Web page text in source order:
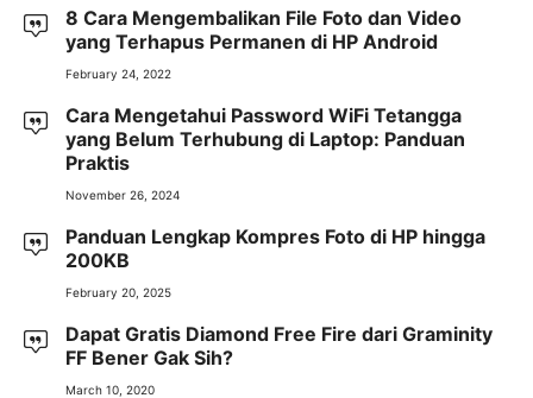
8 Cara Mengembalikan File Foto dan Video
yang Terhapus Permanen di HP Android
February 24, 2022
Cara Mengetahui Password WiFi Tetangga
yang Belum Terhubung di Laptop: Panduan
Praktis
November 26, 2024
Panduan Lengkap Kompres Foto di HP hingga
200KB
February 20, 2025
Dapat Gratis Diamond Free Fire dari Graminity
FF Bener Gak Sih?
March 10, 2020